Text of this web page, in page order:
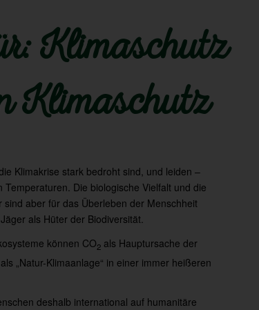
Klimaschutz
Klimaschutz
Klimakrise stark bedroht sind, und leiden –
Die biologische Vielfalt und die
aber für das Überleben der Menschheit
als Hüter der Biodiversität.
können CO2 als Hauptursache der
„Natur-Klimaanlage“ in einer immer heißeren
deshalb international auf humanitäre